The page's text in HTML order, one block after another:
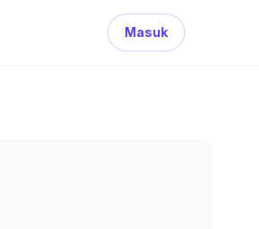
Masuk
Search Button